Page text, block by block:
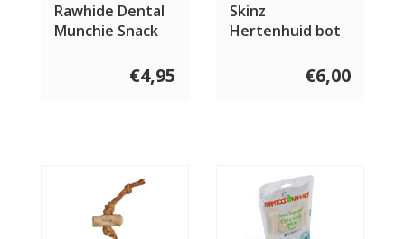
Rawhide Dental
Munchie Snack
€4,95
Skinz
Hertenhuid bot
€6,00